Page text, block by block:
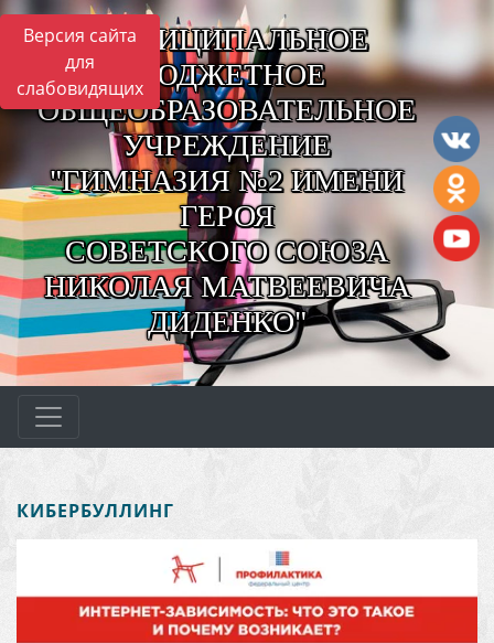
Версия сайта
для
слабовидящих
МУНИЦИПАЛЬНОЕ
БЮДЖЕТНОЕ
ОБЩЕОБРАЗОВАТЕЛЬНОЕ
УЧРЕЖДЕНИЕ
"ГИМНАЗИЯ №2 ИМЕНИ
ГЕРОЯ
СОВЕТСКОГО СОЮЗА
НИКОЛАЯ МАТВЕЕВИЧА
ДИДЕНКО"
КИБЕРБУЛЛИНГ